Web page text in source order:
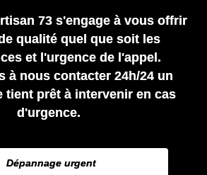
73 s'engage à vous offrir
qualité quel que soit les
et l'urgence de l'appel.
à nous contacter 24h/24 un
tient prêt à intervenir en cas
d'urgence.
Dépannage urgent